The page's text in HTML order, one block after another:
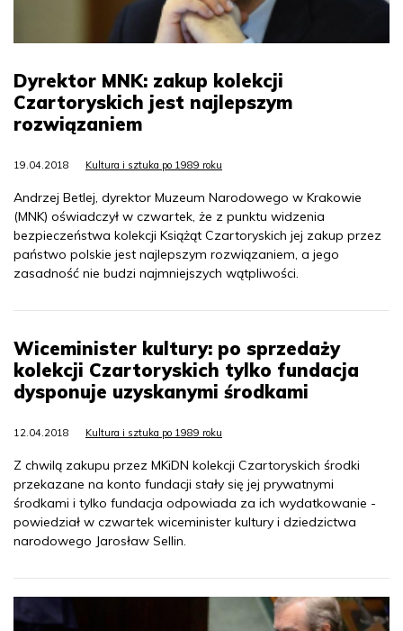
Dyrektor MNK: zakup kolekcji
Czartoryskich jest najlepszym
rozwiązaniem
19.04.2018 Kultura i sztuka po 1989 roku
Andrzej Betlej, dyrektor Muzeum Narodowego w Krakowie
(MNK) oświadczył w czwartek, że z punktu widzenia
bezpieczeństwa kolekcji Książąt Czartoryskich jej zakup przez
państwo polskie jest najlepszym rozwiązaniem, a jego
zasadność nie budzi najmniejszych wątpliwości.
Wiceminister kultury: po sprzedaży
kolekcji Czartoryskich tylko fundacja
dysponuje uzyskanymi środkami
12.04.2018 Kultura i sztuka po 1989 roku
Z chwilą zakupu przez MKiDN kolekcji Czartoryskich środki
przekazane na konto fundacji stały się jej prywatnymi
środkami i tylko fundacja odpowiada za ich wydatkowanie -
powiedział w czwartek wiceminister kultury i dziedzictwa
narodowego Jarosław Sellin.